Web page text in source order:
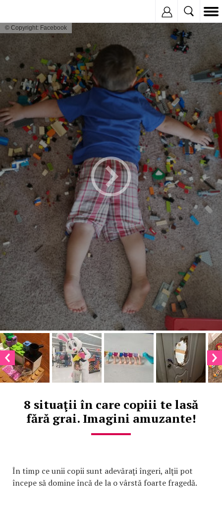
© Copyright: Facebook
8 situaţii în care copiii te lasă
fără grai. Imagini amuzante!
În timp ce unii copii sunt adevăraţi îngeri, alţii pot
începe să domine încă de la o vârstă foarte fragedă.